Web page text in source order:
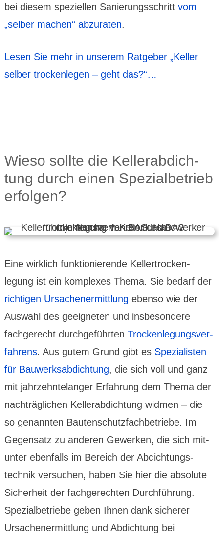
bei diesem speziel­len Sanierungs­schritt vom
„selber machen“ abzu­raten.
Lesen Sie mehr in unserem Ratgeber „Keller
selber trockenlegen – geht das?“…
Wieso sollte die Keller­abdich­
tung durch einen Spezial­betrieb
erfolgen?
Eine wirklich funk­tionie­rende Keller­trocken­
legung ist ein komplexes Thema. Sie bedarf der
richtigen Ursachen­ermitt­lung ebenso wie der
Auswahl des geeig­neten und insbe­sondere
fachge­recht durchge­führten Trocken­legungs­ver­
fahrens. Aus gutem Grund gibt es Spezia­listen
für Bauwerks­abdich­tung, die sich voll und ganz
mit jahr­zehnte­langer Erfah­rung dem Thema der
nach­träg­lichen Keller­abdich­tung widmen – die
so genannten Bauten­schutz­fachbe­triebe. Im
Gegen­satz zu anderen Gewerken, die sich mit­
unter eben­falls im Bereich der Abdichtungs­
technik versuchen, haben Sie hier die absolute
Sicher­heit der fachge­rechten Durch­führung.
Spezial­betriebe geben Ihnen dank sicherer
Ursachen­ermitt­lung und Abdich­tung bei